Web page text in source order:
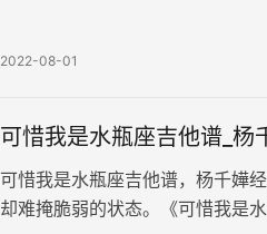
2022-08-01
可惜我是水瓶座吉他谱_杨
可惜我是水瓶座吉他谱，杨千嬅
却难掩脆弱的状态。《可惜我是